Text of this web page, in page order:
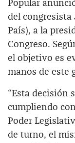
Popular
del congresista
País), a la
Congreso.
el objetivo es
manos de este
“Esta decisión
cumpliendo
Poder
de turno, el